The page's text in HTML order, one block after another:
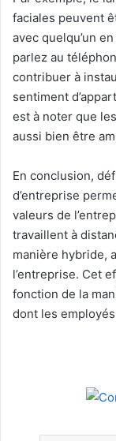
faciales peuvent
avec quelqu’un
parlez au
contribuer à
sentiment
est à noter que
aussi bien être
En conclusion,
d’entreprise
valeurs de
travaillent à
manière hybride,
l’entreprise. Cet
fonction de la
dont les